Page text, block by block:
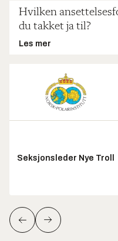
Hvilken
du takket ja til?
Les mer
Seksjonsleder Nye Troll